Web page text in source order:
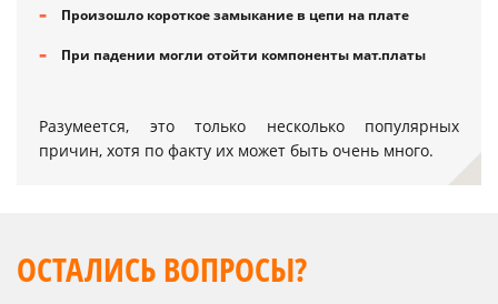
Произошло короткое замыкание в цепи на плате
При падении могли отойти компоненты мат.платы
Разумеется, это только несколько популярных
причин, хотя по факту их может быть очень много.
ОСТАЛИСЬ ВОПРОСЫ?